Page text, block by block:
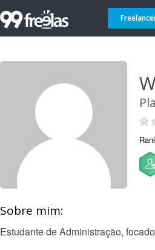
Sobre mim:
Estudante de Administração,